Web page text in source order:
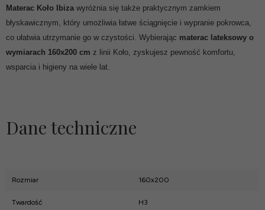
Materac Koło Ibiza wyróżnia się także praktycznym zamkiem
błyskawicznym, który umożliwia łatwe ściągnięcie i wypranie pokrowca,
co ułatwia utrzymanie go w czystości. Wybierając materac lateksowy o
wymiarach 160x200 cm z linii Koło, zyskujesz pewność komfortu,
wsparcia i higieny na wiele lat.
Dane techniczne
Rozmiar 160x200
Twardość H3